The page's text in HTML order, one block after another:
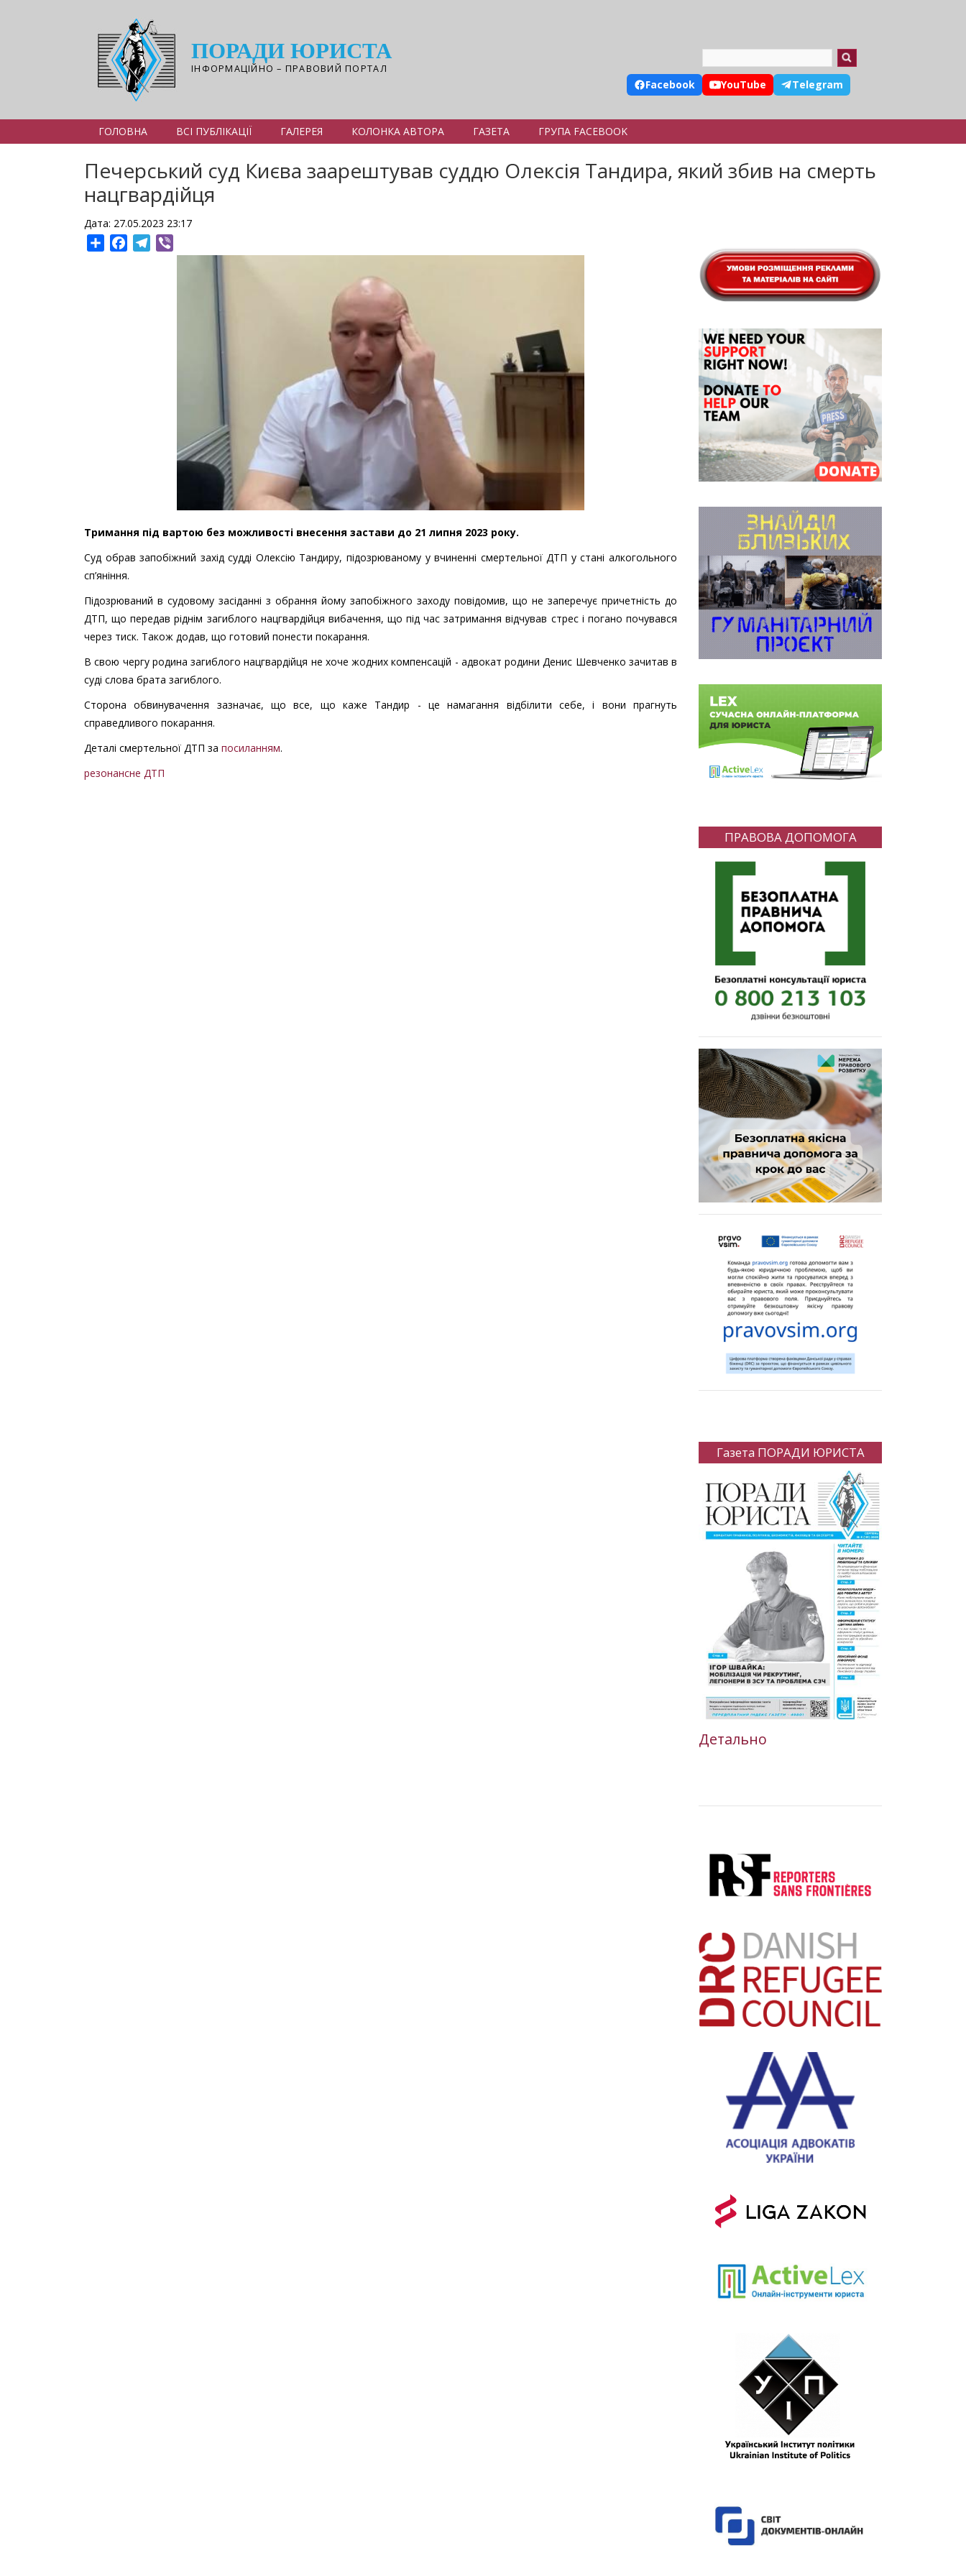
ПОРАДИ ЮРИСТА
ІНФОРМАЦІЙНО – ПРАВОВИЙ ПОРТАЛ
Facebook YouTube Telegram
ГОЛОВНА ВСІ ПУБЛІКАЦІЇ ГАЛЕРЕЯ КОЛОНКА АВТОРА ГАЗЕТА ГРУПА FACEBOOK
Печерський суд Києва заарештував суддю Олексія Тандира, який збив на смерть
нацгвардійця
Дата: 27.05.2023 23:17
ShareFacebookTelegram
Тримання під вартою без можливості внесення застави до 21 липня 2023 року.
Суд обрав запобіжний захід судді Олексію Тандиру, підозрюваному у вчиненні смертельної ДТП у стані алкогольного
сп’яніння.
Підозрюваний в судовому засіданні з обрання йому запобіжного заходу повідомив, що не заперечує причетність до
ДТП, що передав ріднім загиблого нацгвардійця вибачення, що під час затримання відчував стрес і погано почувався
через тиск. Також додав, що готовий понести покарання.
В свою чергу родина загиблого нацгвардійця не хоче жодних компенсацій - адвокат родини Денис Шевченко зачитав в
суді слова брата загиблого.
Сторона обвинувачення зазначає, що все, що каже Тандир - це намагання відбілити себе, і вони прагнуть
справедливого покарання.
Деталі смертельної ДТП за посиланням.
резонансне ДТП
ПРАВОВА ДОПОМОГА
Газета ПОРАДИ ЮРИСТА
Детально